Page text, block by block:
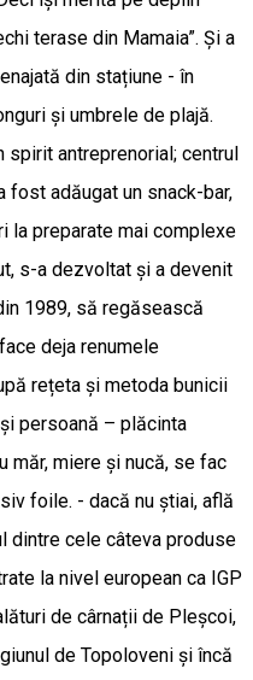
terase din Mamaia”. Și a
din stațiune - în
și umbrele de plajă.
spirit antreprenorial; centrul
adăugat un snack-bar,
la preparate mai complexe
s-a dezvoltat și a devenit
1989, să regăsească
deja renumele
rețeta și metoda bunicii
persoană – plăcinta
măr, miere și nucă, se fac
foile. - dacă nu știai, află
dintre cele câteva produse
la nivel european ca IGP
de cârnații de Pleșcoi,
de Topoloveni și încă